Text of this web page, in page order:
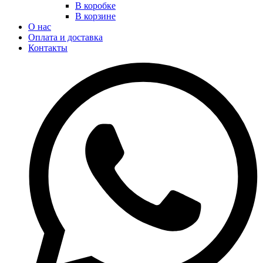
В коробке
В корзине
О нас
Оплата и доставка
Контакты